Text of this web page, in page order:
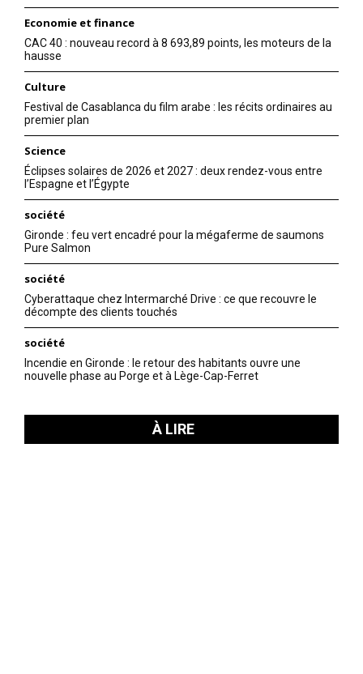
Economie et finance
CAC 40 : nouveau record à 8 693,89 points, les moteurs de la
hausse
Culture
Festival de Casablanca du film arabe : les récits ordinaires au
premier plan
Science
Éclipses solaires de 2026 et 2027 : deux rendez-vous entre
l’Espagne et l’Égypte
société
Gironde : feu vert encadré pour la mégaferme de saumons
Pure Salmon
société
Cyberattaque chez Intermarché Drive : ce que recouvre le
décompte des clients touchés
société
Incendie en Gironde : le retour des habitants ouvre une
nouvelle phase au Porge et à Lège-Cap-Ferret
À LIRE